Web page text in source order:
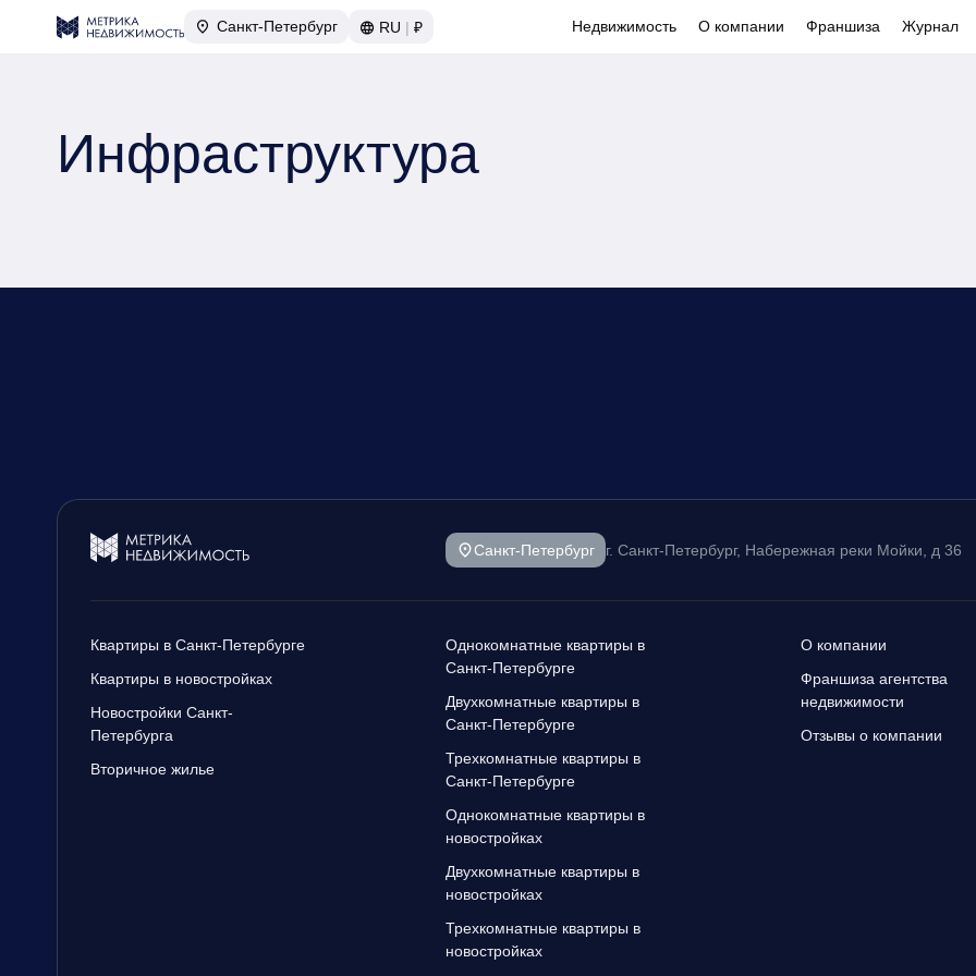
Санкт-Петербург RU | ₽ Недвижимость О компании Франшиза Журнал
Инфраструктура
Санкт-Петербург г. Санкт-Петербург, Набережная реки Мойки, д 36
Квартиры в Санкт-Петербурге
Квартиры в новостройках
Новостройки Санкт-
Петербурга
Вторичное жилье
Однокомнатные квартиры в
Санкт-Петербурге
Двухкомнатные квартиры в
Санкт-Петербурге
Трехкомнатные квартиры в
Санкт-Петербурге
Однокомнатные квартиры в
новостройках
Двухкомнатные квартиры в
новостройках
Трехкомнатные квартиры в
новостройках
О компании
Франшиза агентства
недвижимости
Отзывы о компании